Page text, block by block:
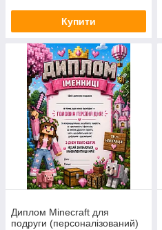
Купити
Диплом Minecraft для
подруги (персоналізований)